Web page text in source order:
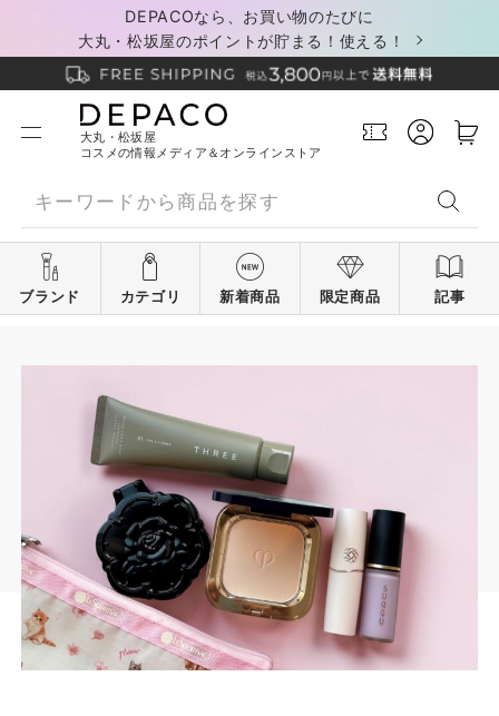
DEPACOなら、お買い物のたびに
大丸・松坂屋のポイントが貯まる！使える！
大丸・松坂屋
コスメの情報メディア＆オンラインストア
ブランド カテゴリ 新着商品 限定商品 記事